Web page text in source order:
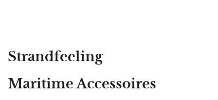
Strandfeeling
Maritime Accessoires